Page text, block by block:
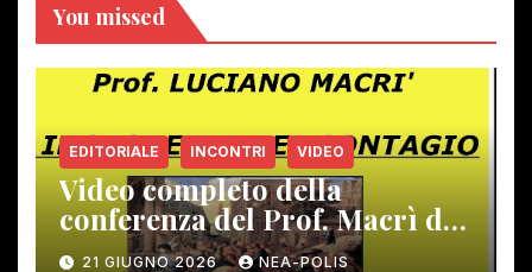
You missed
EDITORIALE INCONTRI VIDEO
Video completo della
conferenza del Prof. Macrì del
12 giugno scorso
21 GIUGNO 2026 NEA-POLIS